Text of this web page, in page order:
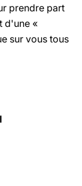
prendre part
d'une «
sur vous tous